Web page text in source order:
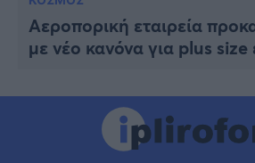
Αεροπορική εταιρεία
με νέο κανόνα για plus size